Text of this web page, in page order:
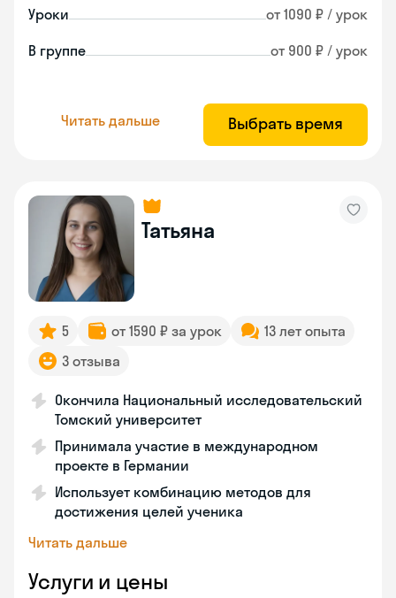
Уроки от 1090 ₽ / урок
В группе от 900 ₽ / урок
Читать дальше Выбрать время
Татьяна
5 от 1590 ₽ за урок
13 лет опыта
3 отзыва
Окончила Национальный исследовательский
Томский университет
Принимала участие в международном
проекте в Германии
Использует комбинацию методов для
достижения целей ученика
Читать дальше
Услуги и цены